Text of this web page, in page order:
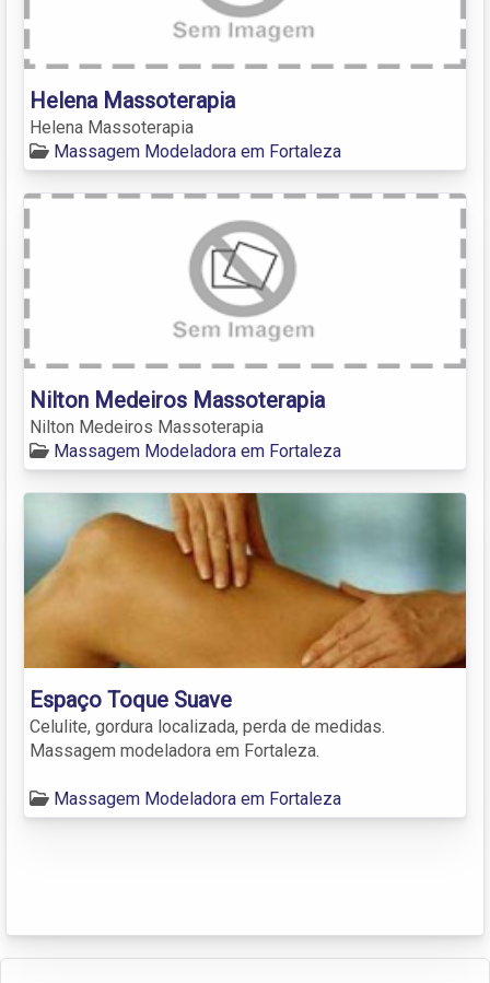
Helena Massoterapia
Helena Massoterapia
Massagem Modeladora em Fortaleza
Nilton Medeiros Massoterapia
Nilton Medeiros Massoterapia
Massagem Modeladora em Fortaleza
Espaço Toque Suave
Celulite, gordura localizada, perda de medidas.
Massagem modeladora em Fortaleza.
Massagem Modeladora em Fortaleza